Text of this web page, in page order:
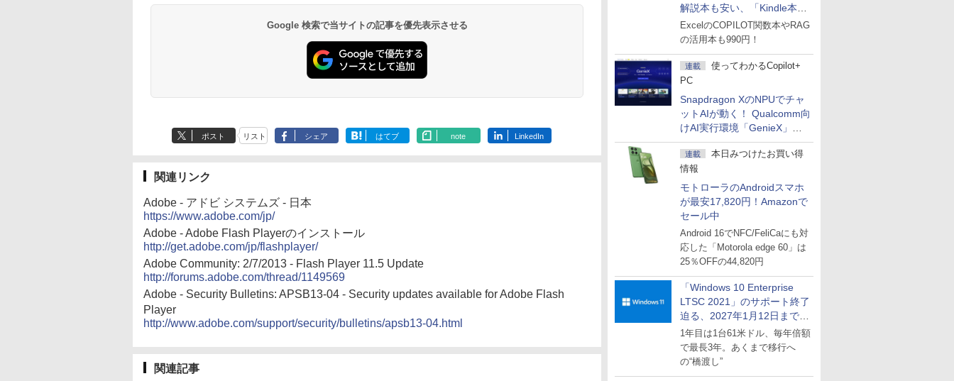
解説本も安い、「Kindle本サ
マーセール」第2弾開始！
ExcelのCOPILOT関数本やRAG
の活用本も990円！
連載
使ってわかるCopilot+
PC
Snapdragon XのNPUでチャ
ットAIが動く！ Qualcomm向
けAI実行環境「GenieX」を
試してみた
連載
本日みつけたお買い得
情報
モトローラのAndroidスマホ
が最安17,820円！Amazonで
セール中
Android 16でNFC/FeliCaにも対
応した「Motorola edge 60」は
25％OFFの44,820円
「Windows 10 Enterprise
LTSC 2021」のサポート終了
迫る、2027年1月12日まで
～ESUは9月1日から販売
1年目は1台61米ドル、毎年倍額
で最長3年。あくまで移行へ
の“橋渡し”
Google 検索で当サイトの記事を優先表示させる
ポスト リスト シェア はてブ note LinkedIn
関連リンク
Adobe - アドビ システムズ - 日本
https://www.adobe.com/jp/
Adobe - Adobe Flash Playerのインストール
http://get.adobe.com/jp/flashplayer/
Adobe Community: 2/7/2013 - Flash Player 11.5 Update
http://forums.adobe.com/thread/1149569
Adobe - Security Bulletins: APSB13-04 - Security updates available for Adobe Flash
Player
http://www.adobe.com/support/security/bulletins/apsb13-04.html
関連記事